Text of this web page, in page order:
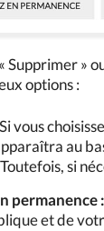
Supprimer »
options :
Si vous
au
si
permanence :
et de